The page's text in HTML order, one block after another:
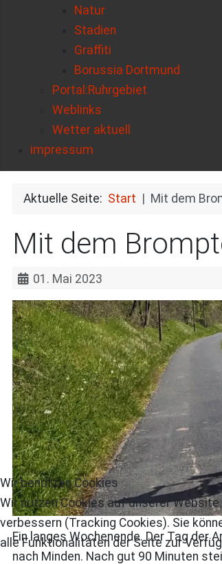
Natur
Stadien
Graffiti
Borussia Dortmund
Portal:Ruhrgebiet
Weblinks
Wetter aktuell
impressum
Aktuelle Seite: Start Mit dem
Mit dem
01. Mai 2023
Ein langes Wochenende. Der Tag der
nach Minden. Nach gut 90 Minuten
Wir benutzen Cookies
Wir nutzen Cookies auf unserer
verbessern (Tracking Cookies). Sie
alle Funktionalitäten der Seite zur